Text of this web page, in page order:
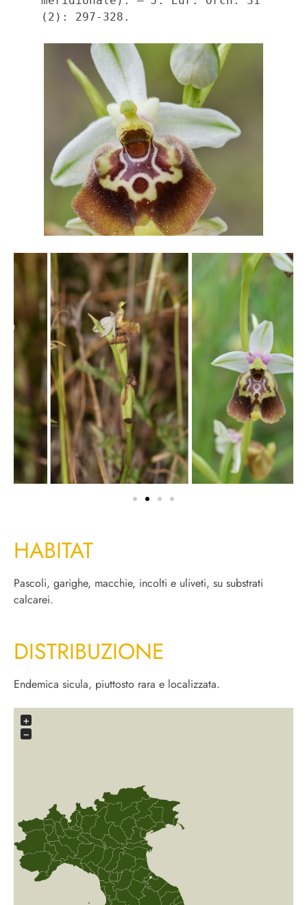
(2): 297-328.
HABITAT
Pascoli, garighe, macchie, incolti e uliveti, su substrati
calcarei.
DISTRIBUZIONE
Endemica sicula, piuttosto rara e localizzata.
+
−